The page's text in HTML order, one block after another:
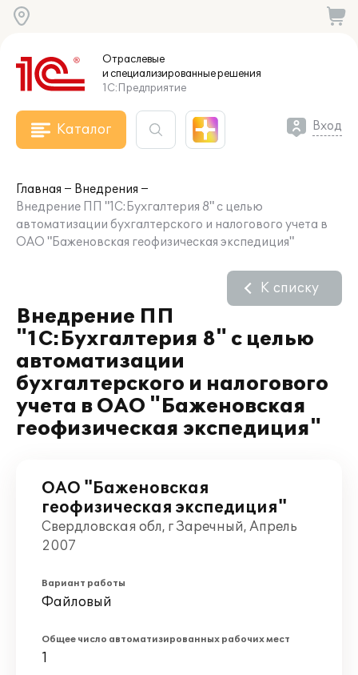
Отраслевые
и специализированныерешения
1С:Предприятие
Каталог Вход
Главная
Внедрения
Внедрение ПП "1С:Бухгалтерия 8" с целью
автоматизации бухгалтерского и налогового учета в
ОАО "Баженовская геофизическая экспедиция"
Внедрение ПП
"1С:Бухгалтерия 8" с целью
автоматизации
бухгалтерского и налогового
учета в ОАО "Баженовская
геофизическая экспедиция"
К списку
ОАО "Баженовская
геофизическая экспедиция"
Свердловская обл, г Заречный, Апрель
2007
Вариант работы
Файловый
Общее число автоматизированных рабочих мест
1